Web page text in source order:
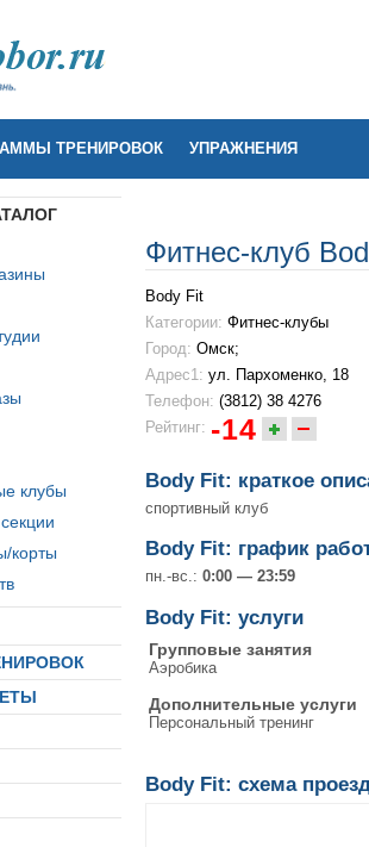
ТРЕНИРОВОК УПРАЖНЕНИЯ
клубы
корты
Фитнес-клуб
Body Fit
Категории: Фитнес-клубы
Город: Омск;
Адрес1: ул. Пархоменко, 18
Телефон: (3812) 38 4276
Рейтинг: -14
Body Fit: краткое
спортивный клуб
Body Fit: график
пн.-вс.: 0:00 — 23:59
Body Fit: услуги
Групповые занятия
Аэробика
Дополнительные услуги
Персональный тренинг
Body Fit: схема